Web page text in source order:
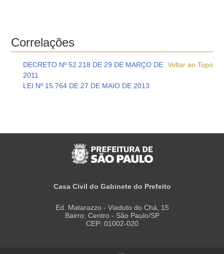
Correlações
Voltar ao Topo
DECRETO Nº 52.218 DE 29 DE MARÇO DE
2011
LEI Nº 15.764 DE 27 DE MAIO DE 2013
Casa Civil do Gabinete do Prefeito
Ed. Matarazzo - Viaduto do Chá, 15
Bairro: Centro - São Paulo/SP
CEP: 01002-020